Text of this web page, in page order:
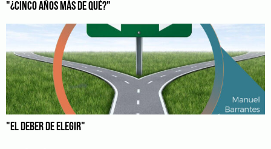
"¿CINCO AÑOS MÁS DE QUÉ?"
"EL DEBER DE ELEGIR"